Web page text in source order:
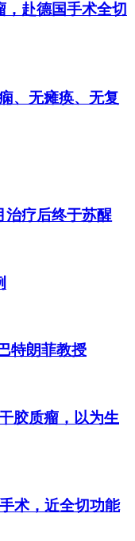
赴德国手术全切
、无瘫痪、无复
治疗后终于苏醒
特朗菲教授
胶质瘤，以为生
术，近全切功能